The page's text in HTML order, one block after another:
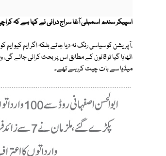
اسپیکر سندھ اسمبلی آغا سراج درانی نے کہا ہے کہ
،آپریشن کو سیاسی رنگ نہ دیا جائے بلکہ اگر ایم کیو
اٹھایا گیا تو قانون کے مطابق اس پر بحث کرائی
میڈیا سے بات چیت کررہے تھے۔